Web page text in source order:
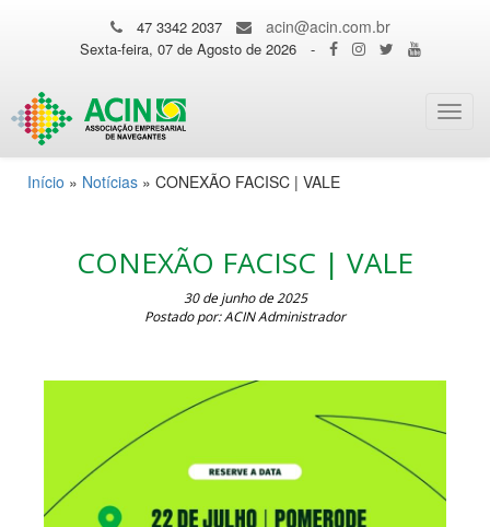
47 3342 2037 acin@acin.com.br
Sexta-feira, 07 de Agosto de 2026 -
Início » Notícias » CONEXÃO FACISC | VALE
CONEXÃO FACISC | VALE
30 de junho de 2025
Postado por: ACIN Administrador